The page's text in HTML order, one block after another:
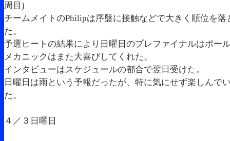
周目)
チームメイトのPhilipは序盤に接触などで大きく順位を落
た。
予選ヒートの結果により日曜日のプレファイナルはポー
メカニックはまた大喜びしてくれた。
インタビューはスケジュールの都合で翌日受けた。
日曜日は雨という予報だったが、特に気にせず楽しんで
た。
４／３日曜日